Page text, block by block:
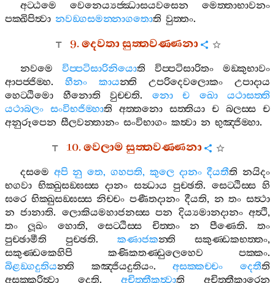
අට‍්ඨමෙ වෙනෙය්‍යජ‍්ඣාසයවසෙන
මෙත‍්තාභාවනං
පක‍්ඛිපිත්‍වා නවඞ‍්ගසමන‍්නාගතොති වුත‍්තං.
9.දෙවතාසුත‍්තවණ‍්ණනා
නවමෙ විප‍්පටිසාරිනියොති විප‍්පටිසාරිතං
මඞ‍්කුභාවං
ආපජ‍්ජිම‍්හ. හීනං කායන‍්ති උපරිදෙවලොකං
උපාදාය
හෙට‍්ඨිමො
හීනොති වුච‍්චති. නො ච ඛො
යථාසත‍්ති
යථාබලං සංවිභජිම‍්හාති අත‍්තනො සත‍්තියා ච බලස‍්ස ච
අනුරූපෙන සීලවන‍්තානං සංවිභාගං කත්‍වා න භුඤ‍්ජිම‍්හා.
10.වෙලාමසුත‍්තවණ‍්ණනා
දසමෙ අපි නු තෙ,ගහපති,කුලෙ දානං දීයතීති නයිදං
භගවා භික‍්ඛුසඞ‍්ඝස‍්ස දානං සන්‍ධාය පුච‍්ඡති. සෙට‍්ඨිස‍්ස හි
ඝරෙ භික‍්ඛුසඞ‍්ඝස‍්ස නිච‍්චං පණීතදානං දීයති, න තං සත්‍ථා
න ජානාති. ලොකියමහාජනස‍්ස පන දිය්‍යමානදානං අත්‍ථි,
තං
ලූඛං හොති,සෙට‍්ඨිස‍්ස චිත‍්තං න පීණෙති.තං
පුච‍්ඡාමීති
පුච‍්ඡති. කණාජකන‍්ති සකුණ‍්ඩකභත‍්තං,
සකුණ‍්ඩකෙහිපි
කණිකතණ‍්ඩුලෙහෙව පක‍්කං.
බිළඞ‍්ගදුතියන‍්ති කඤ‍්ජියදුතියං.අසක‍්කච‍්චං දෙතීති
අසක‍්කරිත්‍වා
දෙති. අචිත‍්තීකත්‍වාති
අචිත‍්තීකාරෙන